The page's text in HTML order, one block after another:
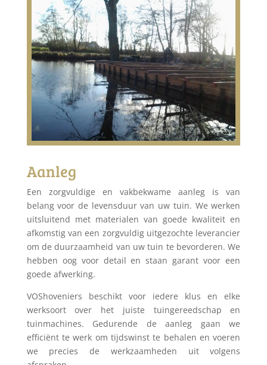
Aanleg
Een zorgvuldige en vakbekwame aanleg is van
belang voor de levensduur van uw tuin. We werken
uitsluitend met materialen van goede kwaliteit en
afkomstig van een zorgvuldig uitgezochte leverancier
om de duurzaamheid van uw tuin te bevorderen. We
hebben oog voor detail en staan garant voor een
goede afwerking.
VOShoveniers beschikt voor iedere klus en elke
werksoort over het juiste tuingereedschap en
tuinmachines. Gedurende de aanleg gaan we
efficiënt te werk om tijdswinst te behalen en voeren
we precies de werkzaamheden uit volgens